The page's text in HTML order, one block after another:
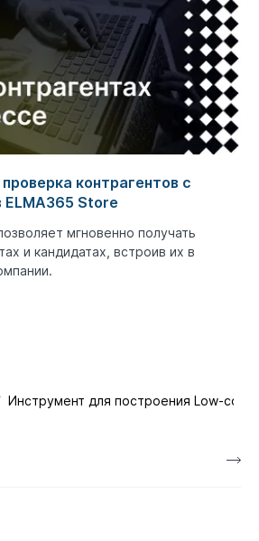
контрагентов с
Store
мгновенно получать
и кандидатах, встроив их в
Инструмент для построения Low-code